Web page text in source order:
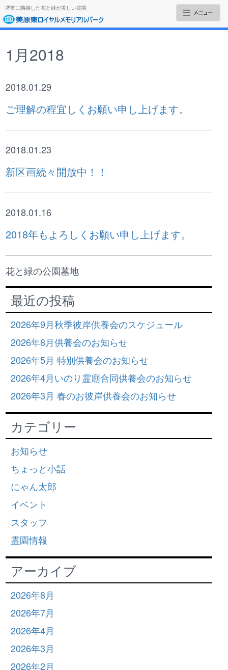
堺市に隣接した花と緑が美しい霊園
1月2018
2018.01.29
ご理解の程宜しくお願い申し上げます。
2018.01.23
新区画続々開放中！！
2018.01.16
2018年もよろしくお願い申し上げます。
花と緑の公園墓地
最近の投稿
2026年9月秋季彼岸供養会のスケジュール
2026年8月供養会のお知らせ
2026年5月 特別供養会のお知らせ
2026年4月いのり霊廟合同供養会のお知らせ
2026年3月 春のお彼岸供養会のお知らせ
カテゴリー
お知らせ
ちょっと小話
にゃん太郎
イベント
スタッフ
霊園情報
アーカイブ
2026年8月
2026年7月
2026年4月
2026年3月
2026年2月